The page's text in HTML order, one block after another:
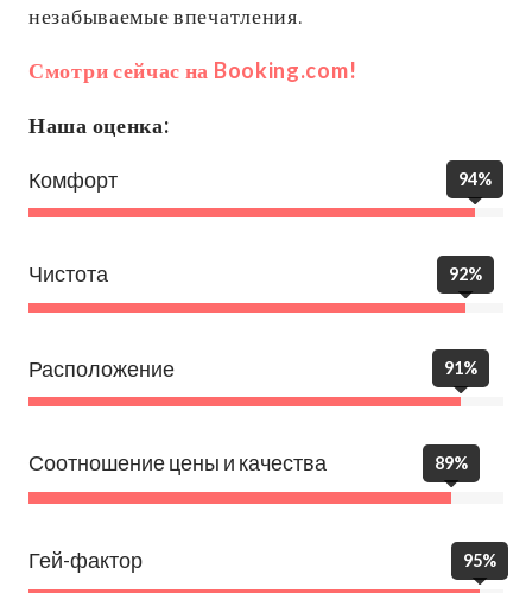
незабываемые впечатления.
Смотри сейчас на Booking.com!
Наша оценка:
Комфорт 94%
Чистота 92%
Расположение 91%
Соотношение цены и качества 89%
Гей-фактор 95%